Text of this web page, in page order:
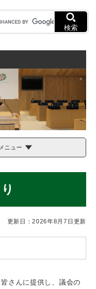
本文へ
検索
ニュー
更新日：2026年8月7日更新
さんに提供し、議会の